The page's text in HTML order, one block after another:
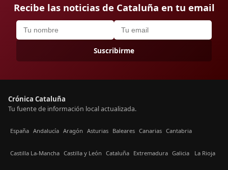
Recibe las noticias de Cataluña en tu email
Suscribirme
Crónica Cataluña
Tu fuente de información local actualizada.
España Andalucía Aragón Asturias Baleares Canarias Cantabria
Castilla La-Mancha Castilla y León Cataluña Extremadura Galicia La Rioja